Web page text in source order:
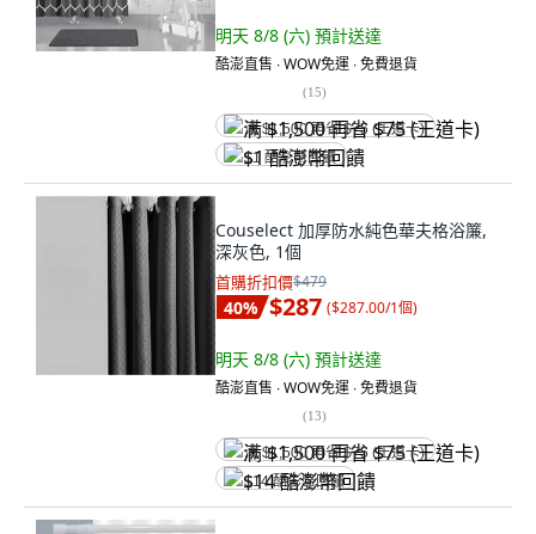
明天 8/8 (六) 預計送達
酷澎直售 ∙ WOW免運 ∙ 免費退貨
(15)
满 $1,500 再省 $75 (王道卡)
$1 酷澎幣回饋
Couselect 加厚防水純色華夫格浴簾,
深灰色, 1個
首購折扣價$479
40% $287 ($287.00/1個)
明天 8/8 (六) 預計送達
酷澎直售 ∙ WOW免運 ∙ 免費退貨
(13)
满 $1,500 再省 $75 (王道卡)
$14 酷澎幣回饋